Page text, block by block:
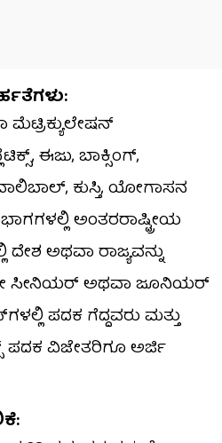
ಮೆಟ್ರಿಕ್ಯುಲೇಷನ್
ಈಜು, ಬಾಕ್ಸಿಂಗ್,
ಕುಸ್ತಿ, ಯೋಗಾಸನ
ಅಂತರರಾಷ್ಟ್ರೀಯ
ದೇಶ ಅಥವಾ ರಾಜ್ಯವನ್ನು
ಸೀನಿಯರ್ ಅಥವಾ ಜೂನಿಯರ್
ಪದಕ ಗೆದ್ದವರು ಮತ್ತು
ವಿಜೇತರಿಗೂ ಅರ್ಜಿ